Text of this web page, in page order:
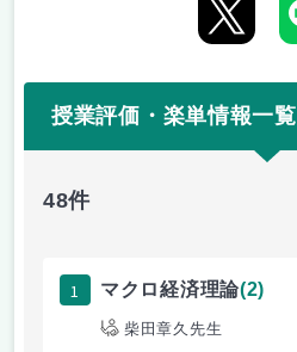
授業評価・楽単情報一覧
48件
1 マクロ経済理論(2)
柴田章久先生